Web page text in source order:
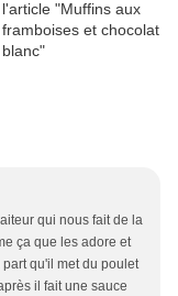
qui nous fait de la
ça que les adore et
qu'il met du poulet
il fait une sauce